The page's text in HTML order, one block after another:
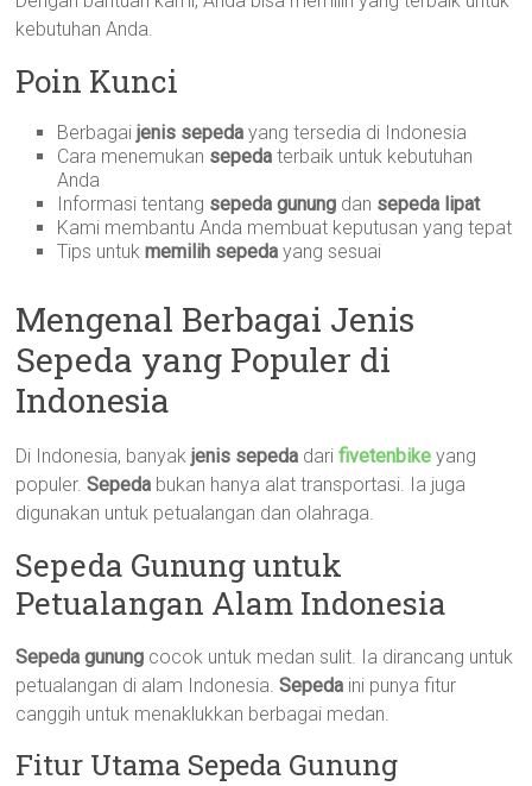
kebutuhan Anda.
Poin Kunci
Berbagaijenis sepeda yang tersedia di Indonesia
Cara menemukan sepeda terbaik untuk kebutuhan
Anda
Informasi tentang sepeda gunung dan sepeda lipat
Kami membantu Anda membuat keputusan yang tepat
Tips untukmemilih sepeda yang sesuai
Mengenal Berbagai Jenis
Sepeda yang Populer di
Indonesia
Di Indonesia, banyakjenis sepeda darifivetenbikeyang
populer.Sepeda bukan hanya alat transportasi. Ia juga
digunakan untuk petualangan dan olahraga.
Sepeda Gunung untuk
Petualangan Alam Indonesia
Sepeda gunung cocok untuk medan sulit. Ia dirancang untuk
petualangan di alam Indonesia.Sepeda ini punya fitur
canggih untuk menaklukkan berbagai medan.
Fitur Utama Sepeda Gunung